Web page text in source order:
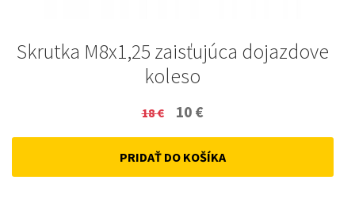
Skrutka M8x1,25 zaisťujúca dojazdove
koleso
18€
Original
price
was:
10 €
price
is:
PRIDAŤ DO KOŠÍKA